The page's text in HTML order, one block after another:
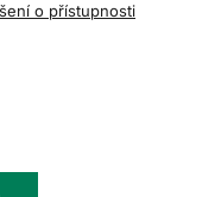
o přístupnosti